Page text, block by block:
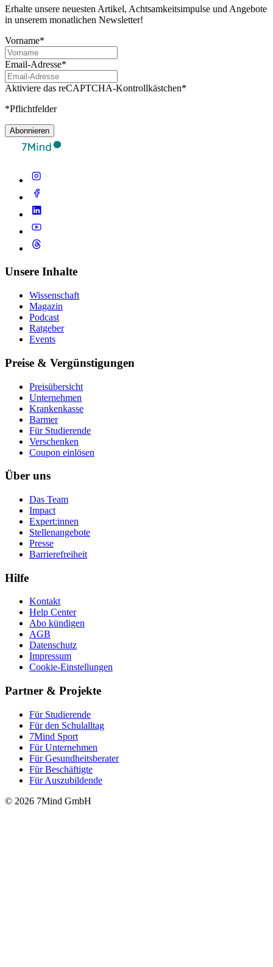
Erhalte unsere neuesten Artikel, Achtsamkeitsimpulse und Angebote
in unserem monatlichen Newsletter!
Vorname*
Email-Adresse*
Aktiviere das reCAPTCHA-Kontrollkästchen*
*Pflichtfelder
Abonnieren
Unsere Inhalte
Wissenschaft
Magazin
Podcast
Ratgeber
Events
Preise & Vergünstigungen
Preisübersicht
Unternehmen
Krankenkasse
Barmer
Für Studierende
Ver­schen­ken
Coupon einlösen
Über uns
Das Team
Impact
Expert:innen
Stellenangebote
Presse
Barrierefreiheit
Hilfe
Kontakt
Help Center
Abo kündigen
AGB
Datenschutz
Impressum
Cookie-Einstellungen
Partner & Projekte
Für Stu­die­rende
Für den Schulalltag
7Mind Sport
Für Unter­neh­men
Für Gesund­heits­be­ra­ter
Für Beschäftigte
Für Auszubildende
© 2026 7Mind GmbH